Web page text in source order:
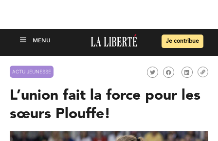
Je contribue
ACTU JEUNESSE
L’union fait la force pour les
sœurs Plouffe!